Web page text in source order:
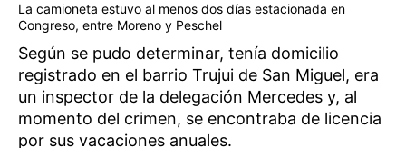
La camioneta estuvo al menos dos días estacionada en
Congreso, entre Moreno y Peschel
Según se pudo determinar, tenía domicilio
registrado en el barrio Trujui de San Miguel, era
un inspector de la delegación Mercedes y, al
momento del crimen, se encontraba de licencia
por sus vacaciones anuales.